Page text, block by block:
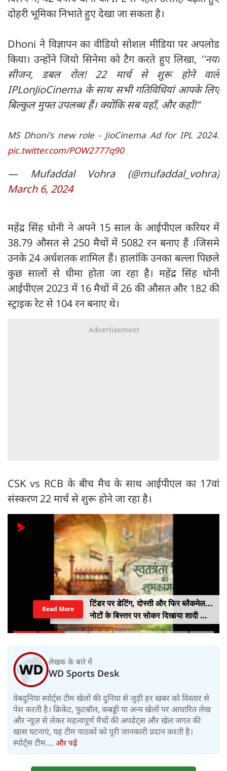
दोहरी भूमिका निभाते हुए देखा जा सकता है।
Dhoni ने विज्ञापन का वीडियो सोशल मीडिया पर अपलोड
किया। उन्होंने जियो सिनेमा को टैग करते हुए लिखा, ''नया
सीजन, डबल रोल! 22 मार्च से शुरू होने वाले
IPLonJioCinema के साथ सभी गतिविधियां आपके लिए
बिल्कुल मुफ्त उपलब्ध हैं। क्योंकि सब यहाँ, और कहाँ!”
MS Dhoni's new role - JioCinema Ad for IPL 2024.
pic.twitter.com/POW2777q90
— Mufaddal Vohra (@mufaddal_vohra)
March 6, 2024
महेंद्र सिंह धोनी ने अपने 15 साल के आईपीएल करियर में
38.79 औसत से 250 मैचों में 5082 रन बनाए हैं ।जिसमे
उनके 24 अर्धशतक शामिल हैं। हालांकि उनका बल्ला पिछले
कुछ सालों से धीमा होता जा रहा है। महेंद्र सिंह धोनी
आईपीएल 2023 में 16 मैचों में 26 की औसत और 182 की
स्ट्राइक रेट से 104 रन बनाए थे।
CSK vs RCB के बीच मैच के साथ आईपीएल का 17वां
संस्करण 22 मार्च से शुरू होने जा रहा है।
टिंडर पर डेटिंग, दोस्ती और फिर ब्लैकमेल...
नोटों के बिस्तर पर सोकर दिखाया शादी का
सपना, लूट लिए 6 करोड़ रुपए
Read More
लेखक के बारे में
WD Sports Desk
वेबदुनिया स्पोर्ट्स टीम खेलों की दुनिया से जुड़ी हर खबर को विस्तार से
पेश करती है। क्रिकेट, फुटबॉल, कबड्डी या अन्य खेलों पर आधारित लेख
और न्यूज़ से लेकर महत्वपूर्ण मैचों की अपडेट्स और खेल जगत की
खास घटनाएं, यह टीम पाठकों को पूरी जानकारी प्रदान करती है।
स्पोर्ट्स टीम.... और पढ़ें